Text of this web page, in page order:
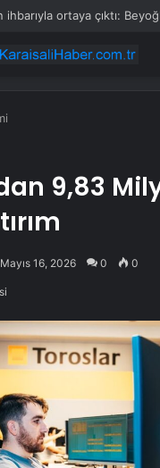
9,83
Mayıs 16, 2026 0 0